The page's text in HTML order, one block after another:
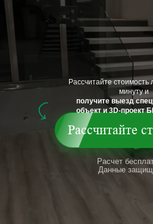
Рассчитайте
Расчет
Данные
Рассчитайте стоимость
минуту и
получите выезд
объект и 3D-проект